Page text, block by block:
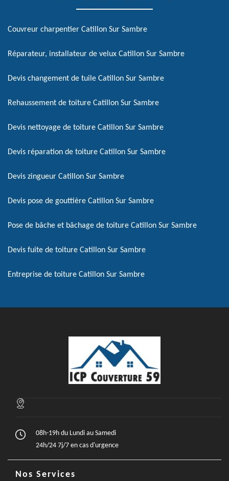
Couvreur charpentier Catillon Sur Sambre
Réparateur, installateur de velux Catillon Sur Sambre
Devis changement de tuile Catillon Sur Sambre
Rehaussement de toiture Catillon Sur Sambre
Devis nettoyage de toiture Catillon Sur Sambre
Devis réparation de toiture Catillon Sur Sambre
Devis zingueur Catillon Sur Sambre
Devis pose de gouttière Catillon Sur Sambre
Pose de bâche et bâchage de toiture Catillon Sur Sambre
Devis fuite de toiture Catillon Sur Sambre
Entreprise de toiture Catillon Sur Sambre
08h-19h du Lundi au Samedi
24h/24 7j/7 en cas d'urgence
Nos Services